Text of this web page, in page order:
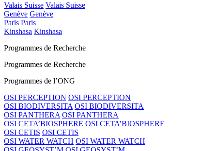
Valais Suisse Valais Suisse
Genève Genève
Paris Paris
Kinshasa Kinshasa
Programmes de Recherche
Programmes de Recherche
Programmes de l’ONG
OSI PERCEPTION OSI PERCEPTION
OSI BIODIVERSITA OSI BIODIVERSITA
OSI PANTHERA OSI PANTHERA
OSI CETA’BIOSPHERE OSI CETA’BIOSPHERE
OSI CETIS OSI CETIS
OSI WATER WATCH OSI WATER WATCH